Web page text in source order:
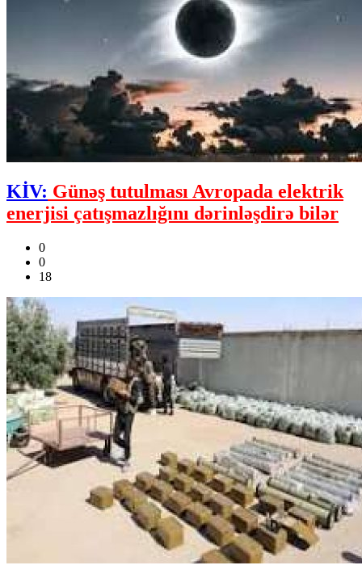
KİV: Günəş tutulması Avropada elektrik
enerjisi çatışmazlığını dərinləşdirə bilər
0
0
18